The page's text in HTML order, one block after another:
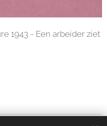
1943 - Een arbeider ziet